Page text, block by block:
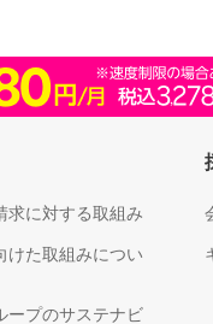
求に対する取組み
けた取組みについ
ープのサステナビ